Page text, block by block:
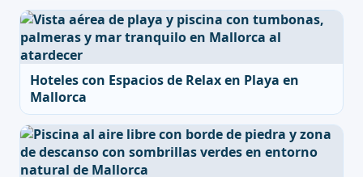
Hoteles con Espacios de Relax en Playa en
Mallorca